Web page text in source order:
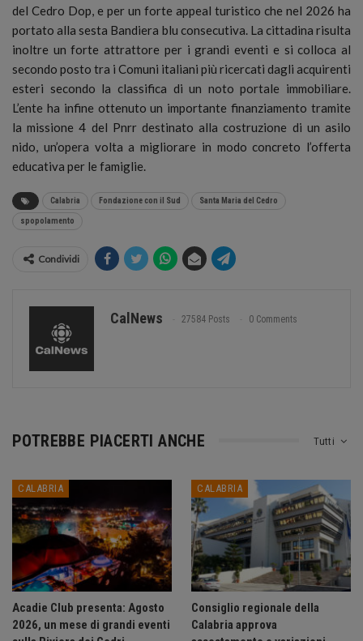
del Cedro Dop, e per un forte appeal turistico che nel 2026 ha
portato alla sesta Bandiera blu consecutiva. La cittadina risulta
inoltre un forte attrattore per i grandi eventi e si colloca al
secondo posto tra i Comuni italiani più ricercati dagli acquirenti
esteri secondo la classifica di un noto portale immobiliare.
L’ente ha infine ottenuto un importante finanziamento tramite
la missione 4 del Pnrr destinato alla costruzione di un asilo
nido, un’opera volta a migliorare in modo concreto l’offerta
educativa per le famiglie.
Calabria Fondazione con il Sud Santa Maria del Cedro
spopolamento
Condividi
CalNews 27584 Posts 0 Comments
Tutti
POTREBBE PIACERTI ANCHE
CALABRIA
Acadie Club presenta: Agosto
2026, un mese di grandi eventi
CALABRIA
Consiglio regionale della
Calabria approva